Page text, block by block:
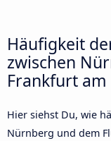
Häufigkeit
zwischen
Frankfurt
Hier siehst Du, wie
Nürnberg und dem